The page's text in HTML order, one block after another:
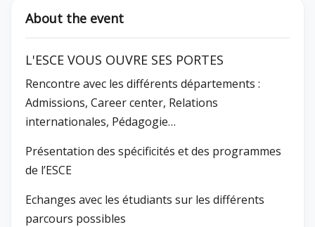
About the event
L'ESCE VOUS OUVRE SES PORTES
Rencontre avec les différents départements :
Admissions, Career center, Relations
internationales, Pédagogie…
Présentation des spécificités et des programmes
de l’ESCE
Echanges avec les étudiants sur les différents
parcours possibles